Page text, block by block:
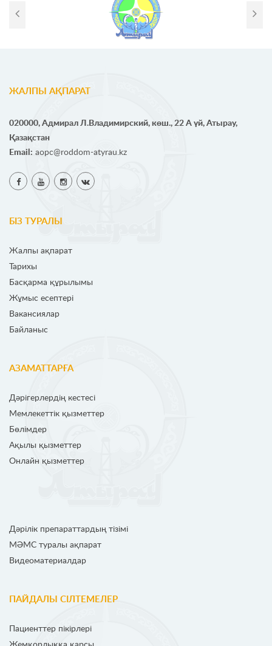
ЖАЛПЫ АҚПАРАТ
020000, Адмирал Л.Владимирский, көш., 22 А үй, Атырау,
Қазақстан
Email: aopc@roddom-atyrau.kz
БІЗ ТУРАЛЫ
Жалпы ақпарат
Тарихы
Басқарма құрылымы
Жұмыс есептері
Вакансиялар
Байланыс
АЗАМАТТАРҒА
Дәрігерлердің кестесі
Мемлекеттік қызметтер
Бөлімдер
Ақылы қызметтер
Онлайн қызметтер
Дәрілік препараттардың тізімі
МӘМС туралы ақпарат
Видеоматериалдар
ПАЙДАЛЫ СІЛТЕМЕЛЕР
Пациенттер пікірлері